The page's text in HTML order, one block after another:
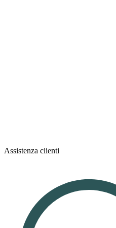
Assistenza clienti